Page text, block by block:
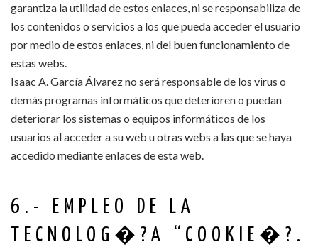
garantiza la utilidad de estos enlaces, ni se responsabiliza de
los contenidos o servicios a los que pueda acceder el usuario
por medio de estos enlaces, ni del buen funcionamiento de
estas webs.
Isaac A. García Álvarez no será responsable de los virus o
demás programas informáticos que deterioren o puedan
deteriorar los sistemas o equipos informáticos de los
usuarios al acceder a su web u otras webs a las que se haya
accedido mediante enlaces de esta web.
6.- EMPLEO DE LA
TECNOLOG�?A “COOKIE�?.